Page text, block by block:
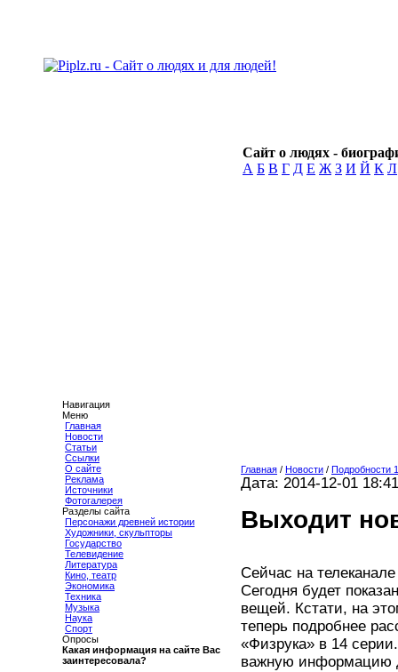
Сайт о людях -
А Б В Г Д Е Ж З И Й К Л
Навигация
Меню
Главная
Новости
Статьи
Ссылки
О сайте
Реклама
Источники
Фотогалерея
Разделы сайта
Персонажи древней истории
Художники, скульпторы
Государство
Телевидение
Литература
Кино, театр
Экономика
Техника
Музыка
Наука
Спорт
Опросы
Какая информация на сайте Вас
заинтересовала?
Главная / Новости / Подробности
Дата: 2014-12-01 18:41
Выходит
Сейчас на
Сегодня будет
вещей. Кстати, на
теперь подробнее
«Физрука» в 14
важную информацию